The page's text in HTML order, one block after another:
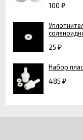
100 ₽
25 ₽
Набор
485 ₽